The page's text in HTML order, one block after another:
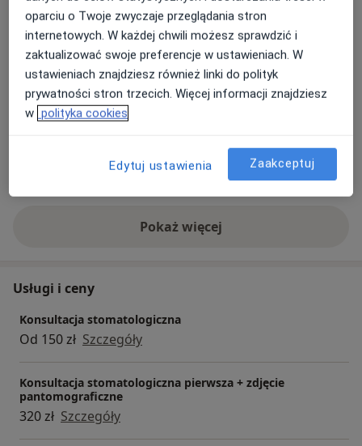
Zdjęcia i filmy
Zobacz galerię (6)
Pokaż więcejo doświadczeniu
Usługi i ceny
Konsultacja stomatologiczna
Od 150 zł Szczegóły
Konsultacja stomatologiczna pierwsza + zdjęcie
pantomograficzne
320 zł Szczegóły
oparciu o Twoje zwyczaje przeglądania stron
internetowych. W każdej chwili możesz sprawdzić i
zaktualizować swoje preferencje w ustawieniach. W
ustawieniach znajdziesz również linki do polityk
prywatności stron trzecich. Więcej informacji znajdziesz
w polityka cookies
Edytuj ustawienia Zaakceptuj